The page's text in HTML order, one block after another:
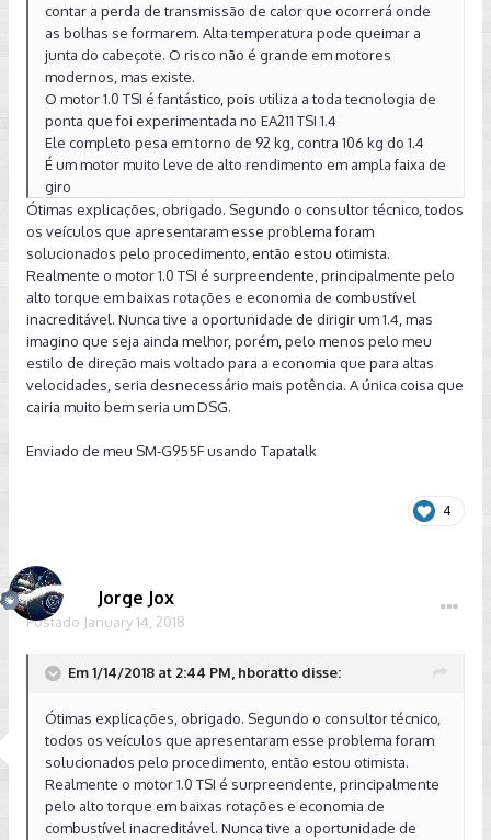
contar a perda de transmissão de calor que ocorrerá onde
as bolhas se formarem. Alta temperatura pode queimar a
junta do cabeçote. O risco não é grande em motores
modernos, mas existe.
O motor 1.0 TSI é fantástico, pois utiliza a toda tecnologia de
ponta que foi experimentada no EA211 TSI 1.4
Ele completo pesa em torno de 92 kg, contra 106 kg do 1.4
É um motor muito leve de alto rendimento em ampla faixa de
giro
Ótimas explicações, obrigado. Segundo o consultor técnico, todos
os veículos que apresentaram esse problema foram
solucionados pelo procedimento, então estou otimista.
Realmente o motor 1.0 TSI é surpreendente, principalmente pelo
alto torque em baixas rotações e economia de combustível
inacreditável. Nunca tive a oportunidade de dirigir um 1.4, mas
imagino que seja ainda melhor, porém, pelo menos pelo meu
estilo de direção mais voltado para a economia que para altas
velocidades, seria desnecessário mais potência. A única coisa que
cairia muito bem seria um DSG.
Enviado de meu SM-G955F usando Tapatalk
4
Jorge Jox
Postado January 14, 2018
Em 1/14/2018 at 2:44 PM, hboratto disse:
Ótimas explicações, obrigado. Segundo o consultor técnico,
todos os veículos que apresentaram esse problema foram
solucionados pelo procedimento, então estou otimista.
Realmente o motor 1.0 TSI é surpreendente, principalmente
pelo alto torque em baixas rotações e economia de
combustível inacreditável. Nunca tive a oportunidade de